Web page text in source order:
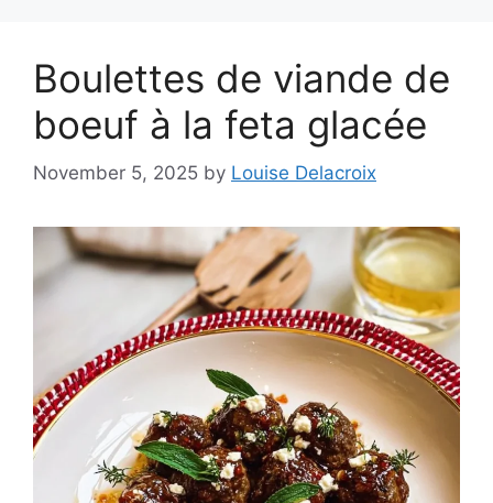
Boulettes de viande de
boeuf à la feta glacée
November 5, 2025 by Louise Delacroix